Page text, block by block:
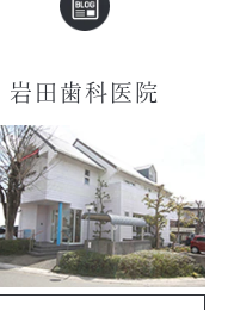
岩田歯科医院